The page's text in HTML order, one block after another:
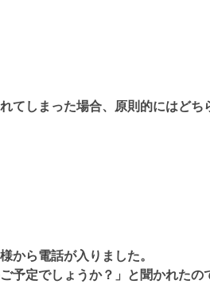
てしまった場合、原則的にはど
から電話が入りました。
予定でしょうか？」と聞かれた